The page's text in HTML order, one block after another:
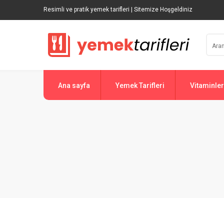
Resimli ve pratik yemek tarifleri | Sitemize Hoşgeldiniz
Ana sayfa Yemek Tarifleri Vitaminler